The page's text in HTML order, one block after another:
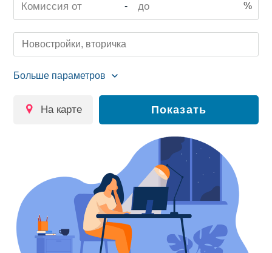
- %
Новостройки, вторичка
на карте Показать